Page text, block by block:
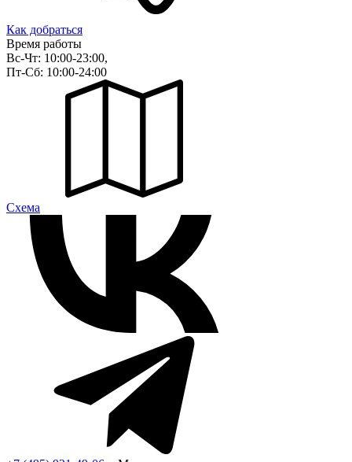
Как добраться
Время работы
Вс-Чт: 10:00-23:00,
Пт-Сб: 10:00-24:00
Cхема